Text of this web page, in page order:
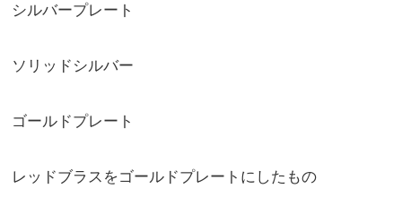
シルバープレート
ソリッドシルバー
ゴールドプレート
レッドブラスをゴールドプレートにしたもの